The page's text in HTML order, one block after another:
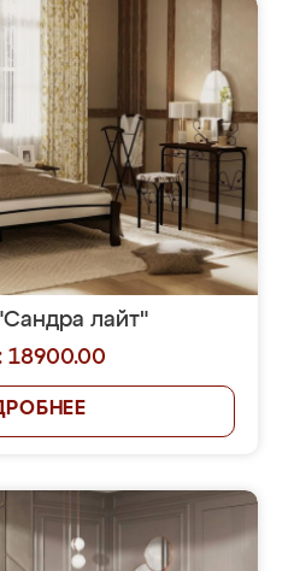
лайт"
18900.00